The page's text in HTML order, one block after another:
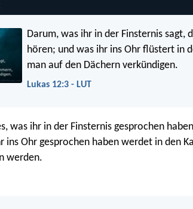
Darum, was ihr in der Finsternis sagt,
hören; und was ihr ins Ohr flüstert in
man auf den Dächern verkündigen.
Lukas 12:3 - LUT
was ihr in der Finsternis gesprochen
ins Ohr gesprochen haben werdet in den
werden.